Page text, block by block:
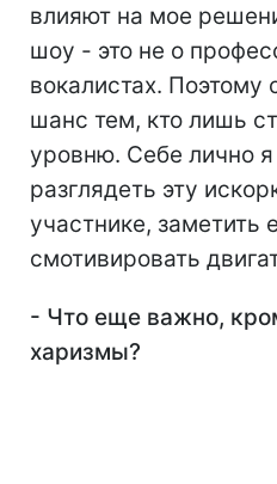
влияют на мое
шоу - это не о
вокалистах. Поэтому
шанс тем, кто лишь
уровню. Себе лично
разглядеть эту
участнике, заметить
смотивировать
- Что еще важно,
харизмы?